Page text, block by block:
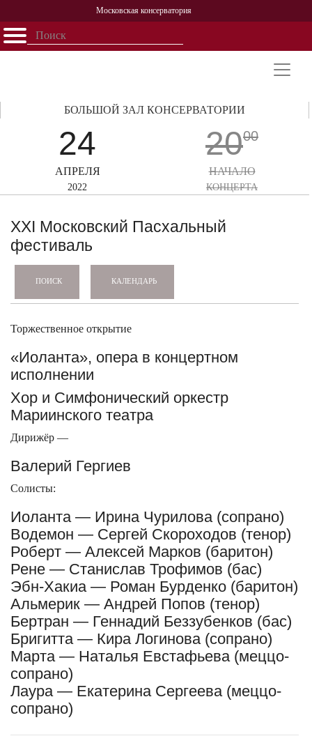
Московская консерватория
Открыть - закрыть
Персоналии
История
24
АПРЕЛЯ
2022
БОЛЬШОЙ ЗАЛ КОНСЕРВАТОРИИ
2000
НАЧАЛО
КОНЦЕРТА
XXI Московский Пасхальный
фестиваль
ПОИСК КАЛЕНДАРЬ
Торжественное открытие
«Иоланта», опера в концертном
исполнении
Хор и Симфонический оркестр
Мариинского театра
Дирижёр —
Валерий Гергиев
Солисты:
Иоланта — Ирина Чурилова (сопрано)
Водемон — Сергей Скороходов (тенор)
Роберт — Алексей Марков (баритон)
Рене — Станислав Трофимов (бас)
Эбн-Хакиа — Роман Бурденко (баритон)
Альмерик — Андрей Попов (тенор)
Бертран — Геннадий Беззубенков (бас)
Бригитта — Кира Логинова (сопрано)
Марта — Наталья Евстафьева (меццо-
сопрано)
Лаура — Екатерина Сергеева (меццо-
сопрано)